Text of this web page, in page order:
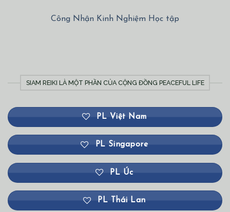
Công Nhận Kinh Nghiệm Học tập
SIAM REIKI LÀ MỘT PHẦN CỦA CỘNG ĐỒNG PEACEFUL LIFE
PL Việt Nam
PL Singapore
PL Úc
PL Thái Lan